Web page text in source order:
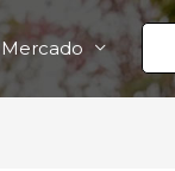
Mercado